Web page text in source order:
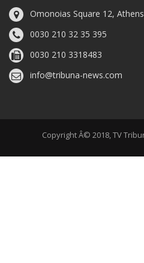
Omonoias Square 12,
0030 210 32 35 395
0030 210 3318483
info@tribuna-news.com
Copyright Â© 2018, TV